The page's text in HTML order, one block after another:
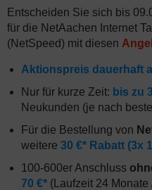
Entscheiden Sie sich bis
für die NetAachen Internet
(NetSpeed) mit diesen
Aktionspreis dauerhaft
Nur für kurze Zeit: bis zu
Neukunden (je nach
Für die Bestellung von
weitere 30 €* Rabatt (3x
100-600er Anschluss
70 €* (Laufzeit 24